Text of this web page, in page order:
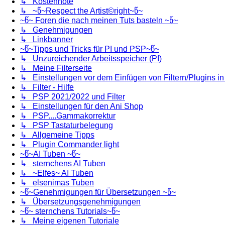
↳ ~წ~Respect the Artist©right~წ~
~წ~ Foren die nach meinen Tuts basteln ~წ~
↳ Genehmigungen
↳ Linkbanner
~წ~Tipps und Tricks für PI und PSP~წ~
↳ Unzureichender Arbeitsspeicher (PI)
↳ Meine Filterseite
↳ Einstellungen vor dem Einfügen von Filtern/Plugins in
↳ Filter - Hilfe
↳ PSP 2021/2022 und Filter
↳ Einstellungen für den Ani Shop
↳ PSP....Gammakorrektur
↳ PSP Tastaturbelegung
↳ Allgemeine Tipps
↳ Plugin Commander light
~წ~AI Tuben ~წ~
↳ sternchens AI Tuben
↳ ~Elfes~ AI Tuben
↳ elsenimas Tuben
~წ~Genehmigungen für Übersetzungen ~წ~
↳ Übersetzungsgenehmigungen
~წ~ sternchens Tutorials~წ~
↳ Meine eigenen Tutoriale